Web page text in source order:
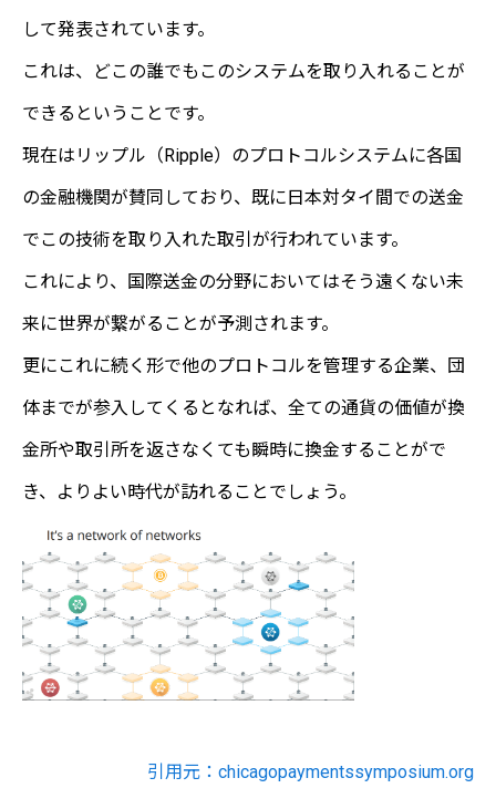
して発表されています。
これは、どこの誰でもこのシステムを取り入れることが
できるということです。
現在はリップル（Ripple）のプロトコルシステムに各国
の金融機関が賛同しており、既に日本対タイ間での送金
でこの技術を取り入れた取引が行われています。
これにより、国際送金の分野においてはそう遠くない未
来に世界が繋がることが予測されます。
更にこれに続く形で他のプロトコルを管理する企業、団
体までが参入してくるとなれば、全ての通貨の価値が換
金所や取引所を返さなくても瞬時に換金することがで
き、よりよい時代が訪れることでしょう。
引用元：chicagopaymentssymposium.org